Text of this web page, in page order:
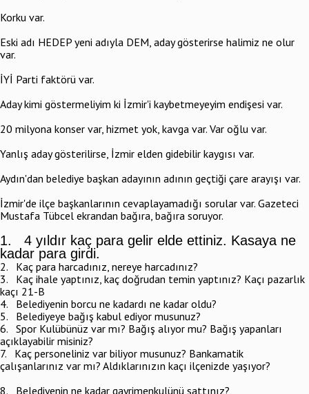
Korku var.
Eski adı HEDEP yeni adıyla DEM, aday gösterirse halimiz ne olur
var.
İYİ Parti faktörü var.
Aday kimi göstermeliyim ki İzmir'i kaybetmeyeyim endişesi var.
20 milyona konser var, hizmet yok, kavga var. Var oğlu var.
Yanlış aday gösterilirse, İzmir elden gidebilir kaygısı var.
Aydın'dan belediye başkan adayının adının geçtiği çare arayışı var.
İzmir'de ilçe başkanlarının cevaplayamadığı sorular var. Gazeteci
Mustafa Tübcel ekrandan bağıra, bağıra soruyor.
1. 4 yıldır kaç para gelir elde ettiniz. Kasaya ne
kadar para girdi.
2. Kaç para harcadınız, nereye harcadınız?
3. Kaç ihale yaptınız, kaç doğrudan temin yaptınız? Kaçı pazarlık
kaçı 21-B
4. Belediyenin borcu ne kadardı ne kadar oldu?
5. Belediyeye bağış kabul ediyor musunuz?
6. Spor Kulübünüz var mı? Bağış alıyor mu? Bağış yapanları
açıklayabilir misiniz?
7. Kaç personeliniz var biliyor musunuz? Bankamatik
çalışanlarınız var mı? Aldıklarınızın kaçı ilçenizde yaşıyor?
8. Belediyenin ne kadar gayrimenkulünü sattınız?